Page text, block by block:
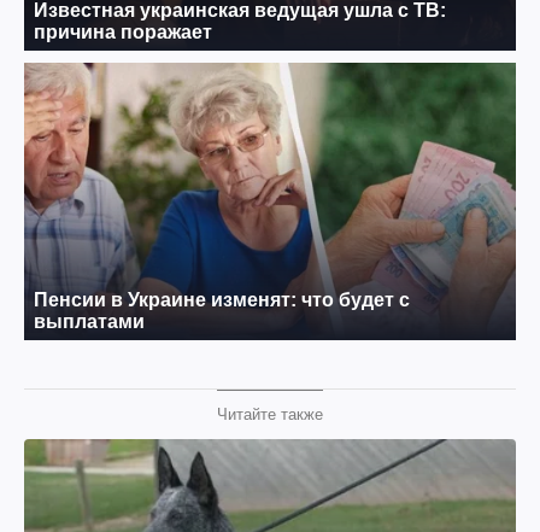
Читайте также